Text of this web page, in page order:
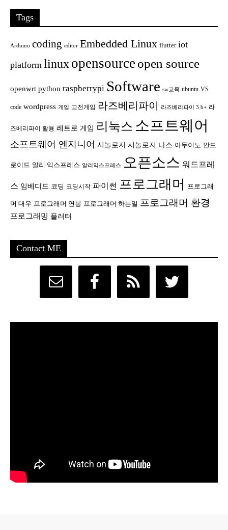
Tags
Arduino coding editor Embedded Linux flutter iot
platform linux opensource open source
openwrt python raspberrypi Software sw교육 ubuntu VS
code wordpress 게임 고전게임 라즈베리파이 라즈베리파이 3 b+ 라
즈베리파이 활용 레트로 게임 리눅스 소프트웨어
소프트웨어 엔지니어 시놀로지 시놀로지 나스 아두이노 안드
로이드 알리 익스프레스 알리익스프레스 오픈소스 워드프레
스 임베디드 코딩 코딩시작 파이썬 프로그래머 프로그래
머 대우 프로그래머 연봉 프로그래머 하는일 프로그래머 환경
프로그래밍 플러터
Contact ME